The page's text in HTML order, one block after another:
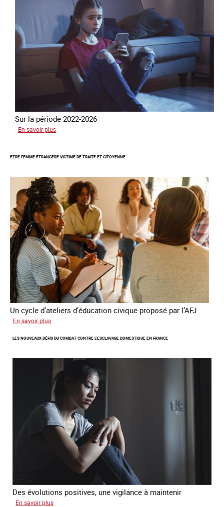
Sur la période 2022-2026
En savoir plus
publie
quatrième
rapport
sur
la
France
ETRE FEMME ÉTRANGÈRE VICTIME DE TRAITE ET CITOYENNE
Un cycle d’ateliers d’éducation civique proposé par l’AFJ
En savoir plus
femme
victime
traite
et
citoyenne
LES NOUVEAUX DÉFIS DU COMBAT CONTRE L’ESCLAVAGE DOMESTIQUE EN FRANCE
Des évolutions positives, une vigilance à maintenir
En savoir plus